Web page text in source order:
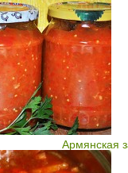
Армянская